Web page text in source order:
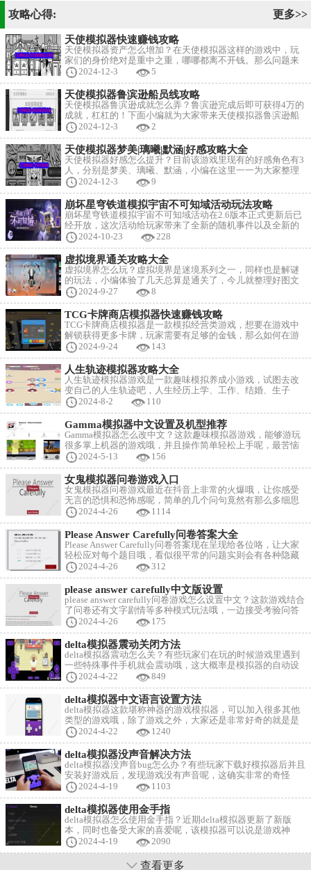
攻略心得: 更多>>
天使模拟器快速赚钱攻略
天使模拟器资产怎么增加？在天使模拟器这样的游戏中，玩
家们的身价绝对是重中之重，哪哪都离不开钱。那么问题来
了，怎么快速赚钱呢？小编为大家提供快速赚钱攻略及思
路，快来成就一方富豪吧~ 天使模拟器快速赚钱攻略及思路
关于赚钱，要尽可能快前往投资交易所，投资是最赚钱且无
风险的。 投资分5k/1w/2w三档，前往投资所需要一辆车，最
便宜的1w，也就是说
2024-12-3 5
天使模拟器鲁滨逊船员线攻略
天使模拟器鲁滨逊成就怎么弄？鲁滨逊完成后即可获得4万的
成就，杠杠的！下面小编就为大家带来天使模拟器鲁滨逊船
员线攻略，如果您需要完成鲁滨逊成就，不妨来看看吧~ 天
使模拟器鲁滨逊船员线攻略 准备：必须配备2级天使城府，
开局前广告点掉两个buff，其它随意 船员线不建议结婚，结
婚要两次外出时间，1w+钱，可能会破产或者能力不足 船员
线各
2024-12-3 2
天使模拟器梦美|璃曦|默涵|好感攻略大全
天使模拟器好感怎么提升？目前该游戏里现有的好感角色有3
人，分别是梦美、璃曦、默涵，小编在这里一一为大家整理
她们好感攻略，想要结婚什么的老铁们不要错过这篇攻略~
天使模拟器好感攻略大全 梦美好感攻略： 一、遇见：1、和
母亲摆摊（改善体质，成功/失败/顺其自然/大失败）+10好感
500钱 2、公园，30魅力+10好感/顺其自然+5好感 二、结婚：
每
2024-12-3 9
崩坏星穹铁道模拟宇宙不可知域活动玩法攻略
崩坏星穹铁道模拟宇宙不可知域活动在2.6版本正式更新后已
经开放，这次活动给玩家带来了全新的随机事件以及全新的
「权杖」与「组件」系统，那么具体该怎么玩呢？下面跟着
小编一起来详细看看了解下吧。 崩坏星穹铁道模拟宇宙不可
知域活动玩法攻略： 一、玩法说明 1、「模拟宇宙：不可知
域」更新了新的奇物与新的随机事件，以及全新的「权杖」
与「组件」系统。
2024-10-23 228
虚拟境界通关攻略大全
虚拟境界怎么玩？虚拟境界是迷境系列之一，同样也是解谜
的玩法，小编体验了几天总算是通关了，今儿就整理好图文
攻略分享给大家，如果您也对解谜游戏感兴趣，不妨来看看
小编的攻略吧~ 虚拟境界通关攻略大全 部分操作双方皆可 1-
在客厅拾取【电池】2-如梦点击客厅桌子拾取【无人机机
翼】，点击客厅桌子进行无人机组装，把用不到的【无人机
机翼×2】传给如影。 3-如
2024-9-27 8
TCG卡牌商店模拟器快速赚钱攻略
TCG卡牌商店模拟器是一款模拟经营类游戏，想要在游戏中
解锁获得更多卡牌，玩家需要有足够的金钱，那么如何在游
戏中快速赚到大量金钱呢，小编今天给大家分享下游戏内赚
钱的一些方法和攻略，大家可以结合自己在游戏里的实际情
况灵活使用，我们一起来看看吧。 TCG卡牌商店模拟器快速
赚钱攻略： 1、首先是玩具，玩具的利润高（但要买的起并
能供货）所有的商品单价越高利润越多.然后是商品价格
2024-9-24 143
人生轨迹模拟器攻略大全
人生轨迹模拟器游戏是一款趣味模拟养成小游戏，试图去改
变自己的人生轨迹吧，人生经历上学、工作、结婚、生子
等，如何进行各类突发情况的解决呢，下面带来必备技巧内
容，快来看看吧~ 人生轨迹模拟器攻略大全 Q：他们总在家里
啃老怎么办？ A：都去给我打工！盘下一家咖啡店，都去给
我打工养自己的娃——升级单家咖啡店的钱花费比在买一间
划算。还能等他们自己去找面试机会，不靠谱
2024-8-2 110
Gamma模拟器中文设置及机型推荐
Gamma模拟器怎么改中文？这款趣味模拟器游戏，能够游玩
很多掌上机器的游戏哦，并且操作简单轻松上手呢，最苦恼
的就是语言了，到底怎么调整到中文版本呢，现在就来详细
的告诉给各位~ Gamma模拟器中文设置及机型推荐 中文设置
方法： 1、成功打开模拟器之后，就可以点击设置按钮，会
有语言选项，； 2、点击选择“简体中文”，就可以调整成为中
文语言了。
2024-5-13 156
女鬼模拟器问卷游戏入口
女鬼模拟器问卷游戏最近在抖音上非常的火爆哦，让你感受
无言的恐惧和恐怖感呢，简单的几个问句竟然有那么多细思
密恐的点，下面就来分享给大家该游戏的网页版内容哦，让
大家可以体验一番该游戏哦~ 女鬼模拟器问卷游戏入口 点击
进入到网页版本里 玩法内容： 1、点击进入网页版本里之
后，我们点击“run game”，就恶意开始游戏！
2024-4-26 1114
Please Answer Carefully问卷答案大全
Please Answer Carefully问卷答案现在呈现给各位咯，让大家
轻松应对每个题目哦，看似很平常的问题实则会有各种隐藏
的恐怖元素在其中呢，相关的题目及选项答案现在来告诉给
大家吧~ Please Answer Carefully问卷答案大全 请认证回答 问
卷型游戏开发者：litrouke 选择：开始游戏
2024-4-26 312
please answer carefully中文版设置
please answer carefully问卷游戏怎么设置中文？这款游戏结合
了问卷还有文字剧情等多种模式玩法哦，一边接受考验问答
一边过关吧，今日就给大家准备中文版本的设置技巧，快来
看看咯~ please answer carefully中文版设置 Please Answer
Carefully游戏玩法介绍 1、打开游戏之后，我们先把英文版
2024-4-26 175
delta模拟器震动关闭方法
delta模拟器震动怎么关？有些玩家们在玩的时候游戏里遇到
一些特殊事件手机就会震动哦，这大概率是模拟器的自动设
定，可以将其关闭的呢，下面就来告诉给大家震动的关闭方
法吧~ delta模拟器震动关闭方法 部分手机delta模拟器左上角
设置点开，之后buttons关了就行。 其他的震动关闭方法： 详
细步骤： 1、打开模拟器
2024-4-22 849
delta模拟器中文语言设置方法
delta模拟器这款堪称神器的游戏模拟器，可以加入很多其他
类型的游戏哦，除了游戏之外，大家还是非常好奇的就是是
否可以调整语言呢，成为中文呢，当然是可以的呀，下面就
来告诉给大家中文设置流程技巧，快来看看吧~ delta模拟器
中文语言设置方法 设置Delta模拟器为中文，具体方法可能因
模拟器的类型和版本而异。对于某些类型的模拟器，比如
VTScada模拟器，可以通过以下步骤
2024-4-22 1240
delta模拟器没声音解决方法
delta模拟器没声音bug怎么办？有些玩家下载好模拟器后并且
安装好游戏后，发现游戏没有声音呢，这确实非常的奇怪
呀，到底是怎么原因导致的呢，下面就来分享给大家相关解
决方法~ delta模拟器没声音解决方法 没声音怎么办 模拟器在
默认情况下，开启了“尊重静音”，如果玩游戏静音了，大多
数是因为手机开启了静音模式。还有一种情况就是BUG，这
时候重启
2024-4-19 1103
delta模拟器使用金手指
delta模拟器怎么使用金手指？近期delta模拟器更新了新版
本，同时也备受大家的喜爱呢，该模拟器可以说是游戏神
器，可以体验不少精品游戏哦，例如口袋妖怪等，同时还可
以使用金手指呢，下面就来分享给大家该模拟器下金手指的
使用方法。 delta模拟器使用金手指 怎么使用金手指 因为玩
2024-4-19 2090
查看更多